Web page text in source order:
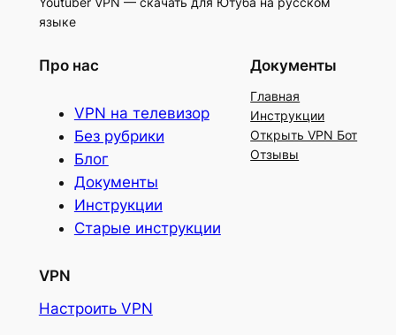
языке
Про нас
VPN на телевизор
Без рубрики
Блог
Документы
Инструкции
Старые инструкции
Документы
Главная
Инструкции
Открыть VPN Бот
Отзывы
VPN
Настроить VPN